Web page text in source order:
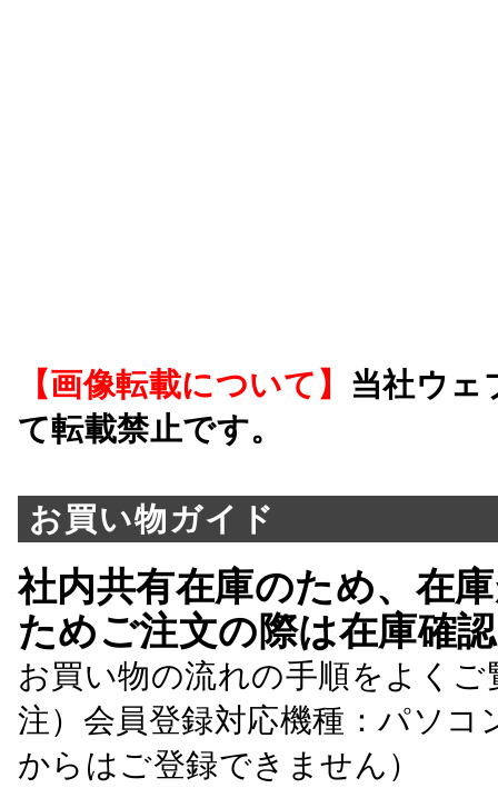
【画像転載について】 当社ウェ
て転載禁止です。
お買い物ガイド
社内共有在庫のため、在
ためご注文の際は在庫確
お買い物の流れの手順をよくご
注）会員登録対応機種：パソ
からはご登録できません）